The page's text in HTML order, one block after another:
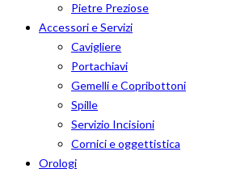
Pietre Preziose
Accessori e Servizi
Cavigliere
Portachiavi
Gemelli e Copribottoni
Spille
Servizio Incisioni
Cornici e oggettistica
Orologi